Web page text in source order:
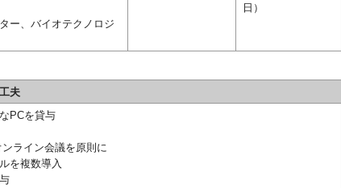
ー、バイオテクノロジ
日）
夫
PCを貸与
ライン会議を原則に
を複数導入